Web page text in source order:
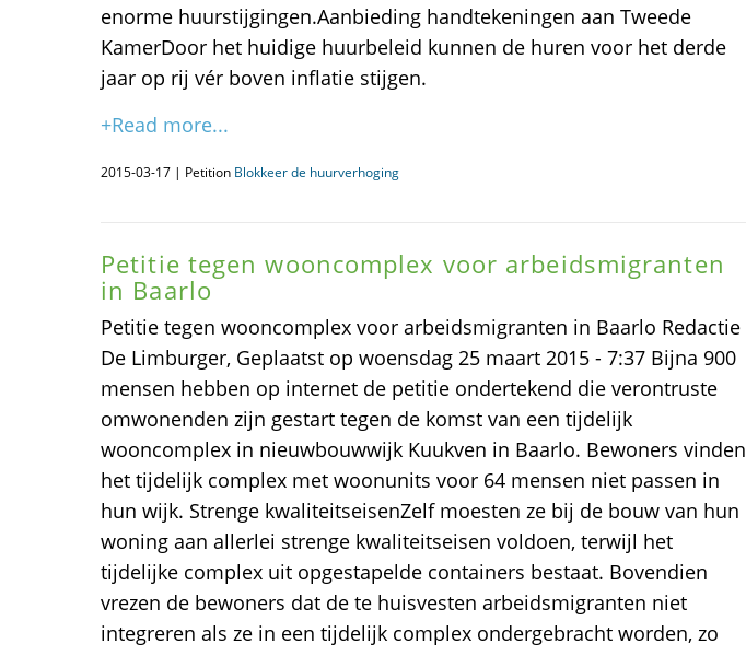
enorme huurstijgingen.Aanbieding handtekeningen aan Tweede
KamerDoor het huidige huurbeleid kunnen de huren voor het derde
jaar op rij vér boven inflatie stijgen.
+Read more...
2015-03-17 | Petition Blokkeer de huurverhoging
Petitie tegen wooncomplex voor arbeidsmigranten
in Baarlo
Petitie tegen wooncomplex voor arbeidsmigranten in Baarlo Redactie
De Limburger, Geplaatst op woensdag 25 maart 2015 - 7:37 Bijna 900
mensen hebben op internet de petitie ondertekend die verontruste
omwonenden zijn gestart tegen de komst van een tijdelijk
wooncomplex in nieuwbouwwijk Kuukven in Baarlo. Bewoners vinden
het tijdelijk complex met woonunits voor 64 mensen niet passen in
hun wijk. Strenge kwaliteitseisenZelf moesten ze bij de bouw van hun
woning aan allerlei strenge kwaliteitseisen voldoen, terwijl het
tijdelijke complex uit opgestapelde containers bestaat. Bovendien
vrezen de bewoners dat de te huisvesten arbeidsmigranten niet
integreren als ze in een tijdelijk complex ondergebracht worden, zo